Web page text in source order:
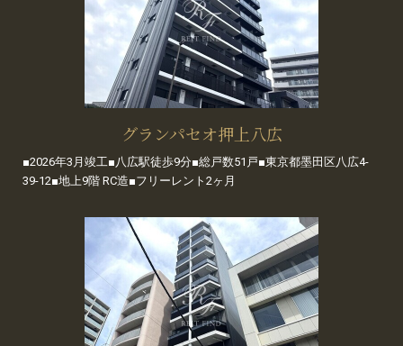
グランパセオ押上八広
■2026年3月竣工■八広駅徒歩9分■総戸数51戸■東京都墨田区八広4-
39-12■地上9階 RC造■フリーレント2ヶ月